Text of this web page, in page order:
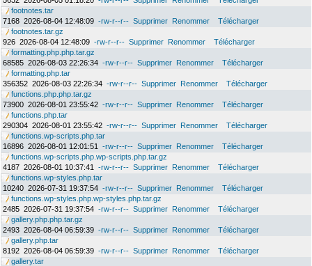
footnotes.tar
7168 2026-08-04 12:48:09 -rw-r--r-- Supprimer Renommer
Télécharger
footnotes.tar.gz
926 2026-08-04 12:48:09 -rw-r--r-- Supprimer Renommer
Télécharger
formatting.php.php.tar.gz
68585 2026-08-03 22:26:34 -rw-r--r-- Supprimer Renommer
Télécharger
formatting.php.tar
356352 2026-08-03 22:26:34 -rw-r--r-- Supprimer Renommer
Télécharger
functions.php.php.tar.gz
73900 2026-08-01 23:55:42 -rw-r--r-- Supprimer Renommer
Télécharger
functions.php.tar
290304 2026-08-01 23:55:42 -rw-r--r-- Supprimer Renommer
Télécharger
functions.wp-scripts.php.tar
16896 2026-08-01 12:01:51 -rw-r--r-- Supprimer Renommer
Télécharger
functions.wp-scripts.php.wp-scripts.php.tar.gz
4187 2026-08-01 10:37:41 -rw-r--r-- Supprimer Renommer
Télécharger
functions.wp-styles.php.tar
10240 2026-07-31 19:37:54 -rw-r--r-- Supprimer Renommer
Télécharger
functions.wp-styles.php.wp-styles.php.tar.gz
2485 2026-07-31 19:37:54 -rw-r--r-- Supprimer Renommer
Télécharger
gallery.php.php.tar.gz
2493 2026-08-04 06:59:39 -rw-r--r-- Supprimer Renommer
Télécharger
gallery.php.tar
8192 2026-08-04 06:59:39 -rw-r--r-- Supprimer Renommer
Télécharger
gallery.tar